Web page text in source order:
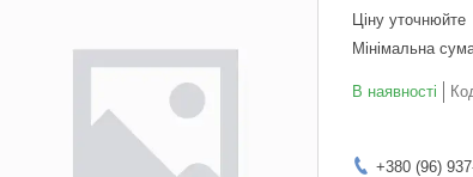
Ціну уточнюйте
Мінімальна
В наявності
+380 (96)